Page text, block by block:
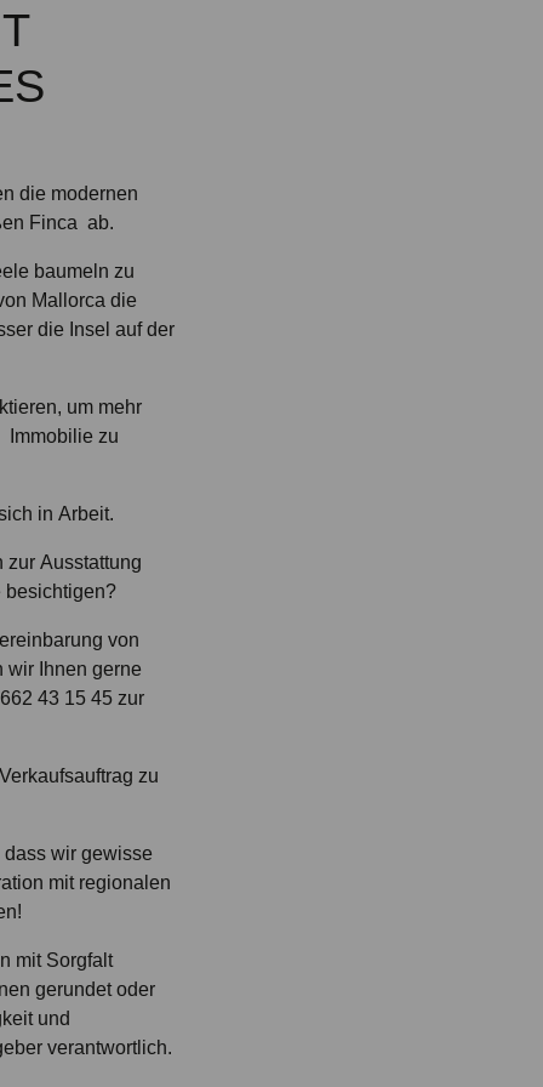
S
die modernen
Finca ab.
baumeln zu
Mallorca die
die Insel auf der
um mehr
Immobilie zu
in Arbeit.
zur Ausstattung
besichtigen?
von
wir Ihnen gerne
43 15 45 zur
zu
wir gewisse
mit regionalen
mit Sorgfalt
gerundet oder
und
verantwortlich.